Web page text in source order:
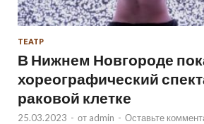
ТЕАТР
В Нижнем Новгороде
хореографический
раковой клетке
25.03.2023 - от admin - Оставьте